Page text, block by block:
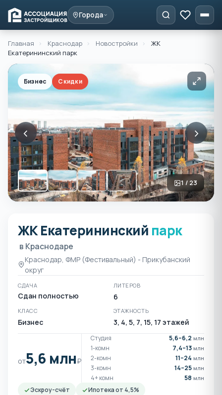
Города
Главная › Краснодар › Новостройки ›
ЖК
Екатерининский парк
Бизнес Скидки
‹ ›
1 / 23
ЖК Екатерининский парк
ЖК Екатерининский парк
в Краснодаре
Краснодар, ФМР (Фестивальный) - Прикубанский
округ
СДАЧА
Сдан полностью
ЛИТЕРОВ
6
КЛАСС
Бизнес
ЭТАЖНОСТЬ
3, 4, 5, 7, 15, 17 этажей
от5,6 млн₽
Студия 5,6–6,2 млн
1-комн 7,4–13 млн
2-комн 11–24 млн
3-комн 14–25 млн
4+ комн 58 млн
Эскроу-счёт
Ипотека от 4,5%